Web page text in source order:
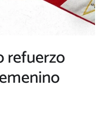
refuerzo